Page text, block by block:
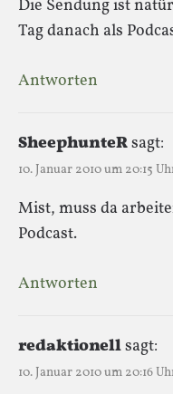
Die Sendung ist
Tag danach als
Antworten
SheephunteRsagt:
10. Januar 2010 um 20:15
Mist, muss da
Podcast.
Antworten
redaktionellsagt:
10. Januar 2010 um 20:16